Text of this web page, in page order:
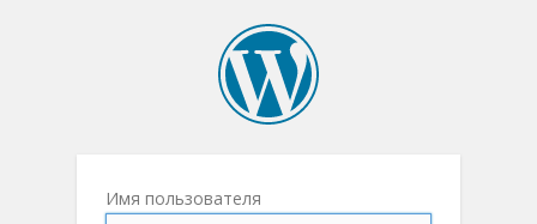
Имя пользователя